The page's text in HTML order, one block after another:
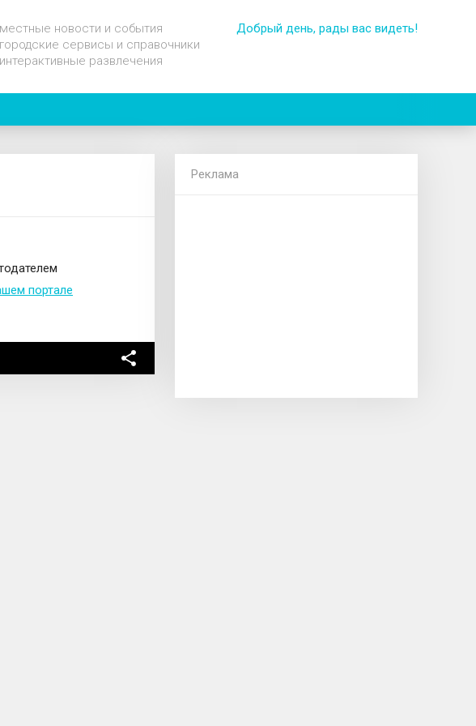
местные новости и события
городские сервисы и справочники
интерактивные развлечения
Добрый день, рады вас видеть!
портале
Реклама